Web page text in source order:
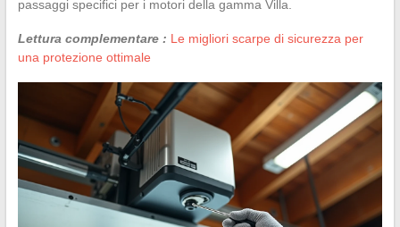
passaggi specifici per i motori della gamma Villa.
Lettura complementare : Le migliori scarpe di sicurezza per
una protezione ottimale